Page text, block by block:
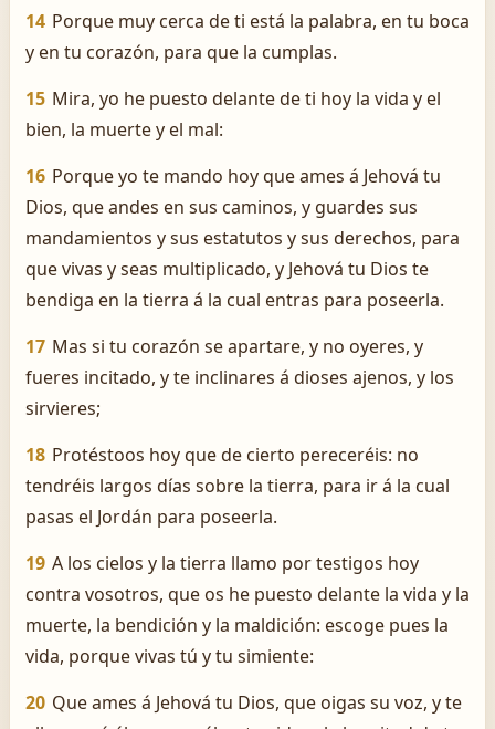
14 Porque muy cerca de ti está la palabra, en tu boca
y en tu corazón, para que la cumplas.
15 Mira, yo he puesto delante de ti hoy la vida y el
bien, la muerte y el mal:
16 Porque yo te mando hoy que ames á Jehová tu
Dios, que andes en sus caminos, y guardes sus
mandamientos y sus estatutos y sus derechos, para
que vivas y seas multiplicado, y Jehová tu Dios te
bendiga en la tierra á la cual entras para poseerla.
17 Mas si tu corazón se apartare, y no oyeres, y
fueres incitado, y te inclinares á dioses ajenos, y los
sirvieres;
18 Protéstoos hoy que de cierto pereceréis: no
tendréis largos días sobre la tierra, para ir á la cual
pasas el Jordán para poseerla.
19 A los cielos y la tierra llamo por testigos hoy
contra vosotros, que os he puesto delante la vida y la
muerte, la bendición y la maldición: escoge pues la
vida, porque vivas tú y tu simiente:
20 Que ames á Jehová tu Dios, que oigas su voz, y te